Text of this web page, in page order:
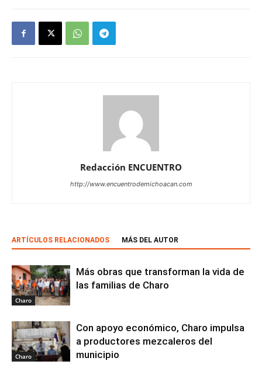
Redacción ENCUENTRO
http://www.encuentrodemichoacan.com
ARTÍCULOS RELACIONADOS MÁS DEL AUTOR
Charo
Más obras que transforman la vida de
las familias de Charo
Charo
Con apoyo económico, Charo impulsa
a productores mezcaleros del
municipio